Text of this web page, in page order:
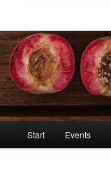
Start Events